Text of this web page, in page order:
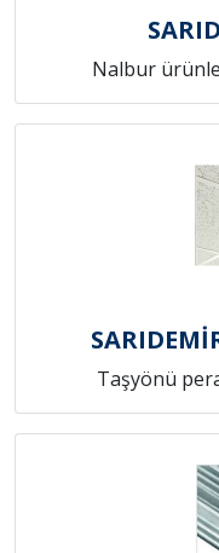
Nalbur
Taşyönü